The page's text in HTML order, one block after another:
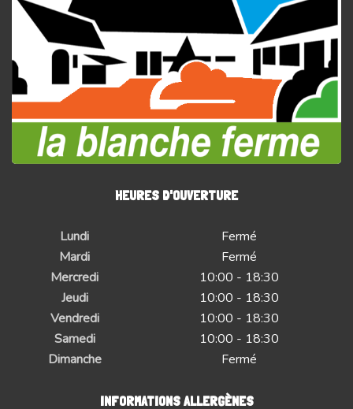
HEURES D'OUVERTURE
Lundi
Fermé
Mardi
Fermé
Mercredi
10:00 - 18:30
Jeudi
10:00 - 18:30
Vendredi
10:00 - 18:30
Samedi
10:00 - 18:30
Dimanche
Fermé
INFORMATIONS ALLERGÈNES